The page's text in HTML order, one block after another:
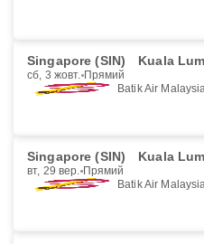
Singapore (SIN) Kuala
сб, 3 жовт. Прямий
Batik Air
Singapore (SIN) Kuala
вт, 29 вер. Прямий
Batik Air